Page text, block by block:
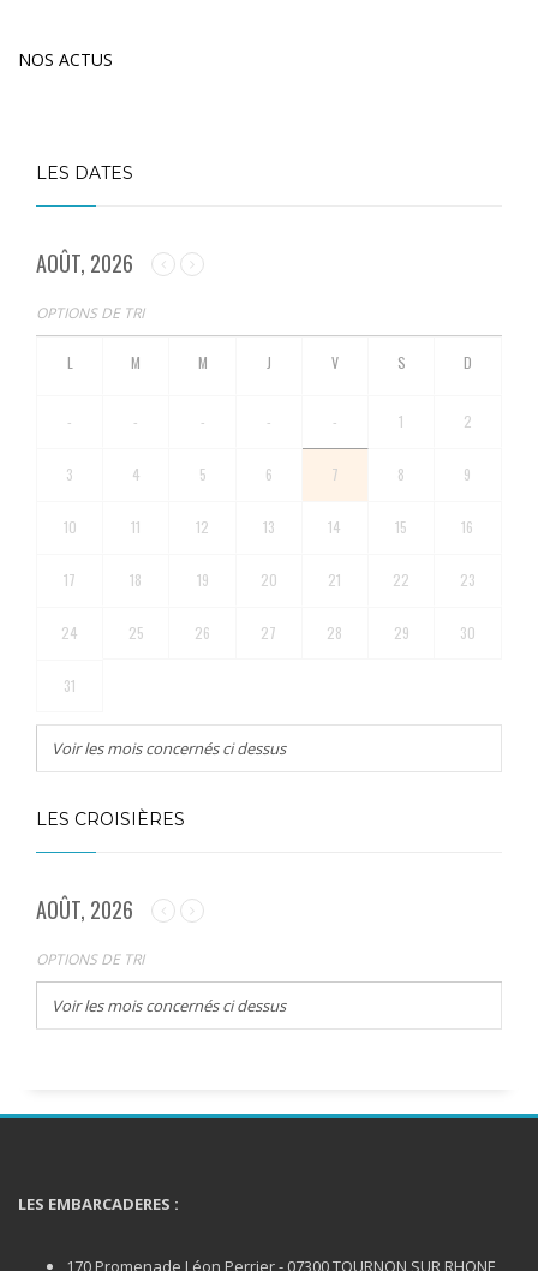
NOS ACTUS
LES DATES
AOÛT, 2026
OPTIONS DE TRI
- - - - - 1 2
3 4 5 6 7 8 9
10 11 12 13 14 15 16
17 18 19 20 21 22 23
24 25 26 27 28 29 30
31
Voir les mois concernés ci dessus
LES CROISIÈRES
AOÛT, 2026
OPTIONS DE TRI
Voir les mois concernés ci dessus
LES EMBARCADERES :
170 Promenade Léon Perrier - 07300 TOURNON SUR RHONE